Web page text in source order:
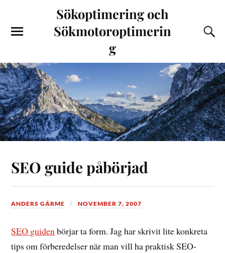
Sökoptimering och
Sökmotoroptimerin
g
SEO guide påbörjad
ANDERS GÄRME NOVEMBER 7, 2007
SEO guidenbörjar ta form. Jag har skrivit lite konkreta
tips om förberedelser när man vill ha praktisk SEO-